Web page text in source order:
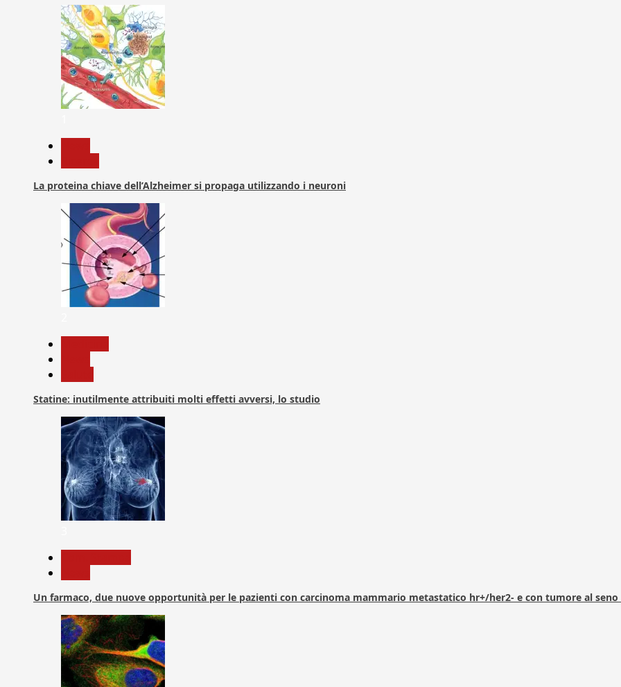
La proteina chiave dell’Alzheimer si propaga utilizzando i neuroni
Statine: inutilmente attribuiti molti effetti avversi, lo studio
Un farmaco, due nuove opportunità per le pazienti con carcinoma mammario metastatico hr+/her2- e con tumore al